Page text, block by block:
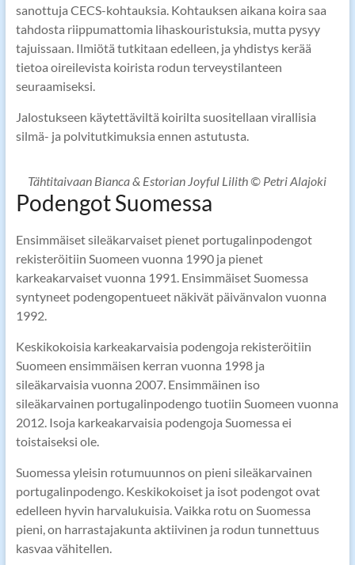
sanottuja CECS-kohtauksia. Kohtauksen aikana koira saa
tahdosta riippumattomia lihaskouristuksia, mutta pysyy
tajuissaan. Ilmiötä tutkitaan edelleen, ja yhdistys kerää
tietoa oireilevista koirista rodun terveystilanteen
seuraamiseksi.
Jalostukseen käytettäviltä koirilta suositellaan virallisia
silmä- ja polvitutkimuksia ennen astutusta.
Tähtitaivaan Bianca & Estorian Joyful Lilith © Petri Alajoki
Podengot Suomessa
Ensimmäiset sileäkarvaiset pienet portugalinpodengot
rekisteröitiin Suomeen vuonna 1990 ja pienet
karkeakarvaiset vuonna 1991. Ensimmäiset Suomessa
syntyneet podengopentueet näkivät päivänvalon vuonna
1992.
Keskikokoisia karkeakarvaisia podengoja rekisteröitiin
Suomeen ensimmäisen kerran vuonna 1998 ja
sileäkarvaisia vuonna 2007. Ensimmäinen iso
sileäkarvainen portugalinpodengo tuotiin Suomeen vuonna
2012. Isoja karkeakarvaisia podengoja Suomessa ei
toistaiseksi ole.
Suomessa yleisin rotumuunnos on pieni sileäkarvainen
portugalinpodengo. Keskikokoiset ja isot podengot ovat
edelleen hyvin harvalukuisia. Vaikka rotu on Suomessa
pieni, on harrastajakunta aktiivinen ja rodun tunnettuus
kasvaa vähitellen.